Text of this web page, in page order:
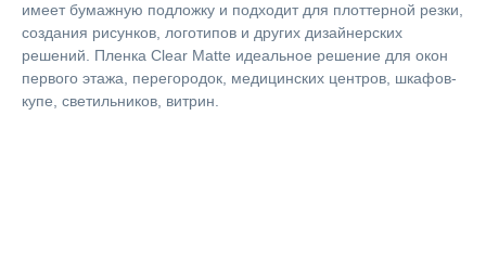
имеет бумажную подложку и подходит для плоттерной резки,
создания рисунков, логотипов и других дизайнерских
решений. Пленка Clear Matte идеальное решение для окон
первого этажа, перегородок, медицинских центров, шкафов-
купе, светильников, витрин.